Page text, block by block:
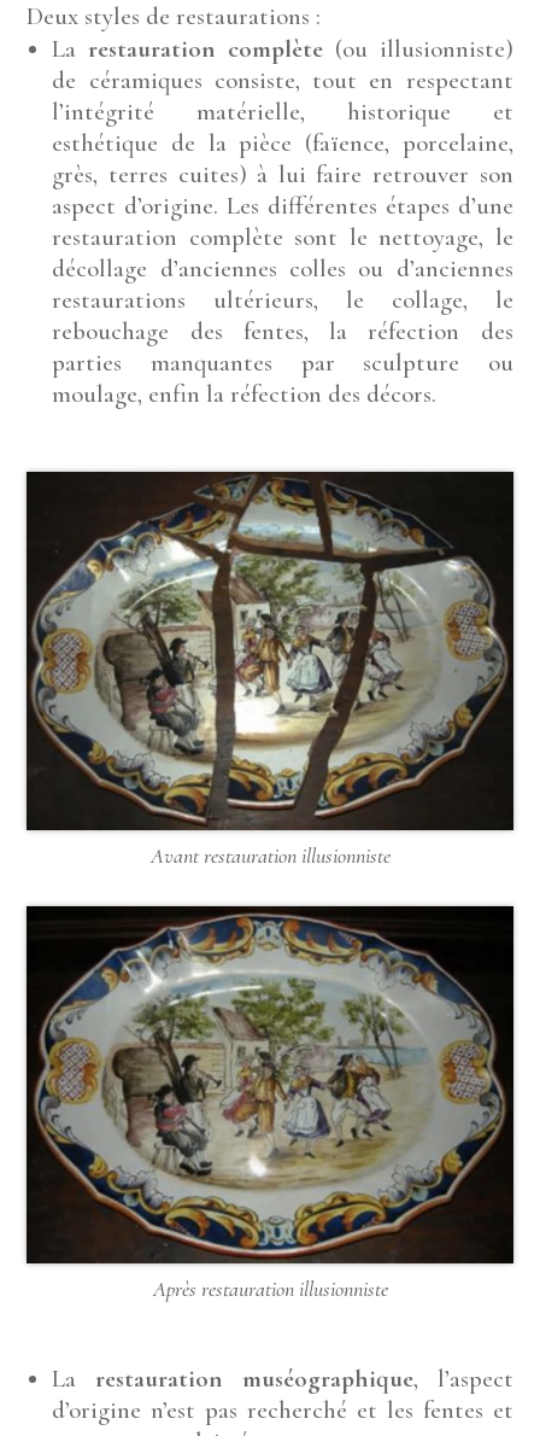
Deux styles de restaurations :
Larestauration complète(ou illusionniste)
de céramiques consiste, tout en respectant
l’intégrité matérielle, historique et
esthétique de la pièce (faïence, porcelaine,
grès, terres cuites) à lui faire retrouver son
aspect d’origine. Les différentes étapes d’une
restauration complète sont le nettoyage, le
décollage d’anciennes colles ou d’anciennes
restaurations ultérieurs, le collage, le
rebouchage des fentes, la réfection des
parties manquantes par sculpture ou
moulage, enfin la réfection des décors.
Avant restauration illusionniste
Après restauration illusionniste
Larestauration muséographique, l’aspect
d’origine n’est pas recherché et les fentes et